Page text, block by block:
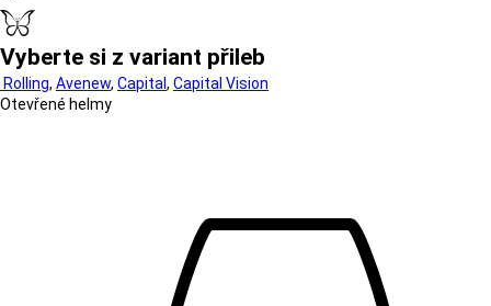
Vyberte si z variant přileb
Rolling, Avenew, Capital , Capital Vision
Otevřené helmy